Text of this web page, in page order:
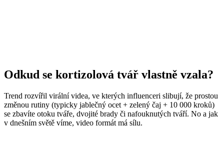
Odkud se kortizolová tvář vlastně vzala?
Trend rozvířil virální videa, ve kterých influenceri slibují, že prostou
změnou rutiny (typicky jablečný ocet + zelený čaj + 10 000 kroků)
se zbavíte otoku tváře, dvojité brady či nafouknutých tváří. No a jak
v dnešním světě víme, video formát má sílu.